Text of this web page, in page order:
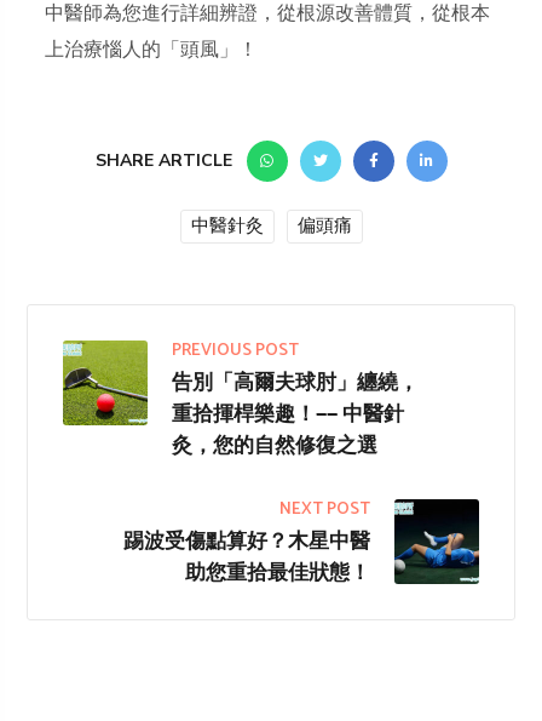
中醫師為您進行詳細辨證，從根源改善體質，從根本
上治療惱人的「頭風」！
SHARE ARTICLE
中醫針灸 偏頭痛
PREVIOUS POST
告別「高爾夫球肘」纏繞，
重拾揮桿樂趣！—— 中醫針
灸，您的自然修復之選
NEXT POST
踢波受傷點算好？木星中醫
助您重拾最佳狀態！